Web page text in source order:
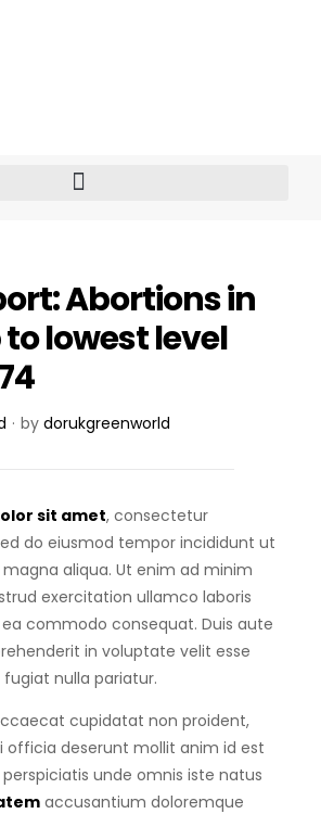
Abortions in
to lowest level
by dorukgreenworld
sit amet, consectetur
do eiusmod tempor incididunt ut
aliqua. Ut enim ad minim
exercitation ullamco laboris
ea commodo consequat. Duis aute
in voluptate velit esse
nulla pariatur.
cupidatat non proident,
officia deserunt mollit anim id est
unde omnis iste natus
accusantium doloremque